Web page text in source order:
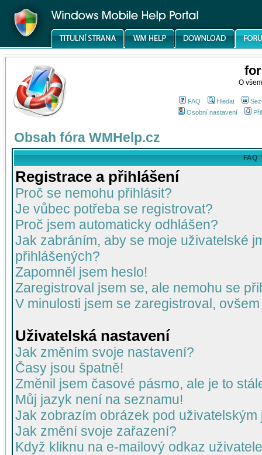
O
FAQ Hledat
Osobní nastavení
Obsah fóra WMHelp.cz
FAQ
Registrace a přihlášení
Proč se nemohu přihlásit?
Je vůbec potřeba se registrovat?
Proč jsem automaticky odhlášen?
Jak zabráním, aby se moje uživatelské
přihlášených?
Zapomněl jsem heslo!
Zaregistroval jsem se, ale nemohu se
V minulosti jsem se zaregistroval,
Uživatelská nastavení
Jak změním svoje nastavení?
Časy jsou špatně!
Změnil jsem časové pásmo, ale je to
Můj jazyk není na seznamu!
Jak zobrazím obrázek pod uživatelským
Jak změní svoje zařazení?
Když kliknu na e-mailový odkaz